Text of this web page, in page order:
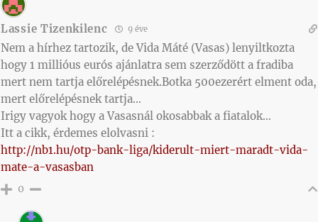
Lassie Tizenkilenc 9 éve
Nem a hírhez tartozik, de Vida Máté (Vasas) lenyiltkozta
hogy 1 millióus eurós ajánlatra sem szerződött a fradiba
mert nem tartja előrelépésnek.Botka 500ezerért elment oda,
mert előrelépésnek tartja…
Irigy vagyok hogy a Vasasnál okosabbak a fiatalok…
Itt a cikk, érdemes elolvasni :
http://nb1.hu/otp-bank-liga/kiderult-miert-maradt-vida-
mate-a-vasasban
0